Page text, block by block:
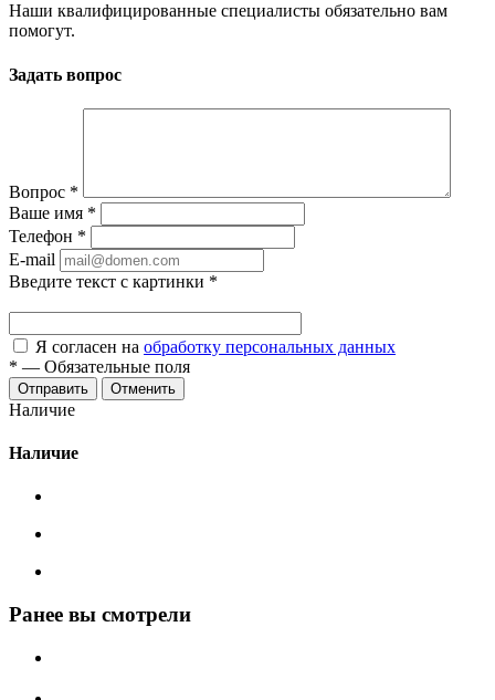
Наши квалифицированные специалисты обязательно вам
помогут.
Задать вопрос
Вопрос *
Ваше имя *
Телефон *
E-mail
Введите текст с картинки *
Я согласен на обработку персональных данных
* — Обязательные поля
Отменить
Наличие
Наличие
Ранее вы смотрели